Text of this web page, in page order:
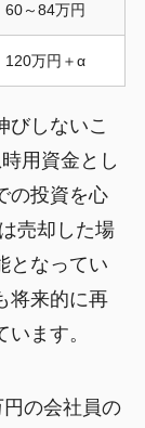
60～84万円
120万円＋α
びしないこ
用資金とし
の投資を心
売却した場
となってい
将来的に再
ます。
の会社員の